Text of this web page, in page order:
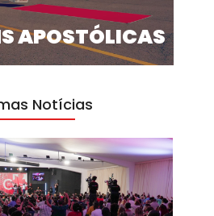
APOSTÓLICAS
Notícias